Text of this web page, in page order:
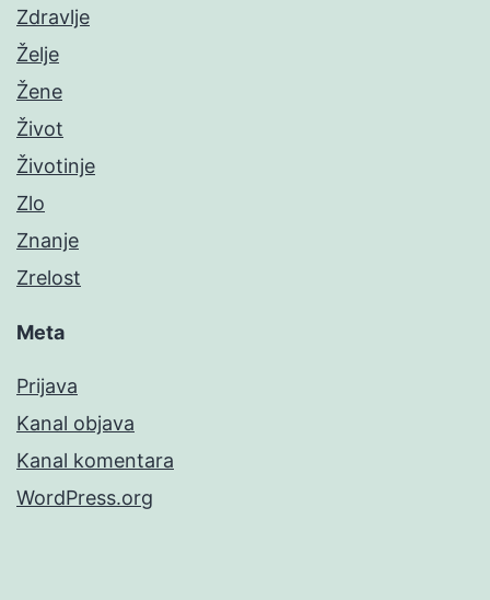
Zdravlje
Želje
Žene
Život
Životinje
Zlo
Znanje
Zrelost
Meta
Prijava
Kanal objava
Kanal komentara
WordPress.org